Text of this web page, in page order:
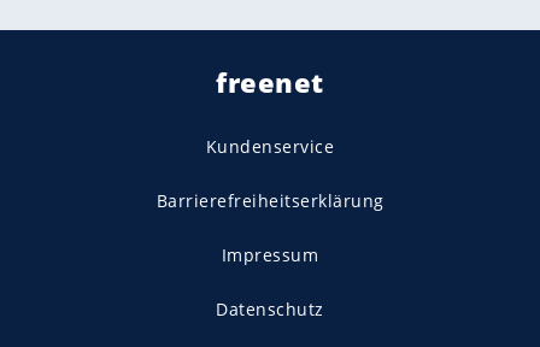
freenet
Kundenservice
Barrierefreiheitserklärung
Impressum
Datenschutz